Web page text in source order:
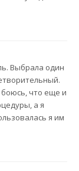
Выбрала один
боюсь, что еще и
а я
я им